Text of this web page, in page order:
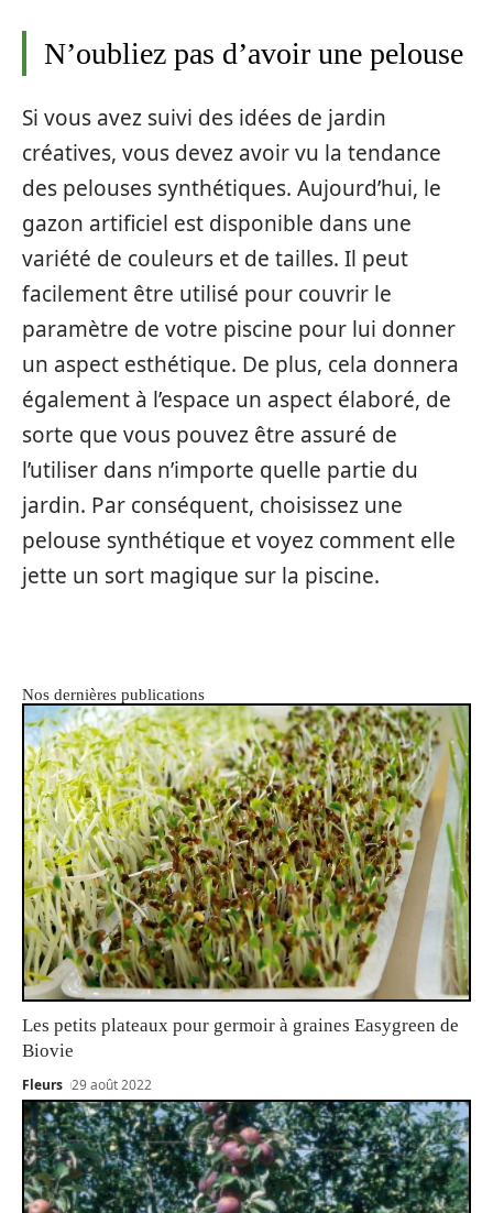
N’oubliez pas d’avoir une pelouse
Si vous avez suivi des idées de jardin
créatives, vous devez avoir vu la tendance
des pelouses synthétiques. Aujourd’hui, le
gazon artificiel est disponible dans une
variété de couleurs et de tailles. Il peut
facilement être utilisé pour couvrir le
paramètre de votre piscine pour lui donner
un aspect esthétique. De plus, cela donnera
également à l’espace un aspect élaboré, de
sorte que vous pouvez être assuré de
l’utiliser dans n’importe quelle partie du
jardin. Par conséquent, choisissez une
pelouse synthétique et voyez comment elle
jette un sort magique sur la piscine.
Nos dernières publications
Les petits plateaux pour germoir à graines Easygreen de
Biovie
Fleurs 29 août 2022